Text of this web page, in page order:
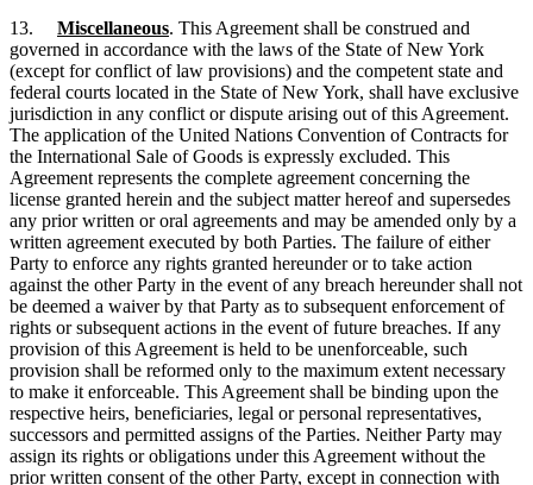
13. Miscellaneous. This Agreement shall be construed and
governed in accordance with the laws of the State of New York
(except for conflict of law provisions) and the competent state and
federal courts located in the State of New York, shall have exclusive
jurisdiction in any conflict or dispute arising out of this Agreement.
The application of the United Nations Convention of Contracts for
the International Sale of Goods is expressly excluded. This
Agreement represents the complete agreement concerning the
license granted herein and the subject matter hereof and supersedes
any prior written or oral agreements and may be amended only by a
written agreement executed by both Parties. The failure of either
Party to enforce any rights granted hereunder or to take action
against the other Party in the event of any breach hereunder shall not
be deemed a waiver by that Party as to subsequent enforcement of
rights or subsequent actions in the event of future breaches. If any
provision of this Agreement is held to be unenforceable, such
provision shall be reformed only to the maximum extent necessary
to make it enforceable. This Agreement shall be binding upon the
respective heirs, beneficiaries, legal or personal representatives,
successors and permitted assigns of the Parties. Neither Party may
assign its rights or obligations under this Agreement without the
prior written consent of the other Party, except in connection with